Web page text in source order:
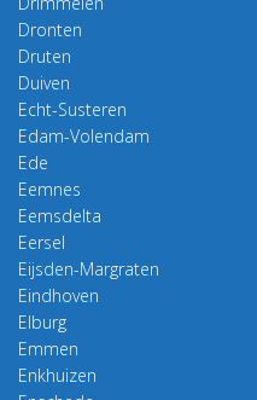
Dronten
Druten
Duiven
Echt-Susteren
Edam-Volendam
Ede
Eemnes
Eemsdelta
Eersel
Eijsden-Margraten
Eindhoven
Elburg
Emmen
Enkhuizen